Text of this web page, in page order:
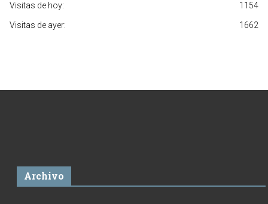
1154
Visitas de hoy:
1662
Visitas de ayer:
Archivo